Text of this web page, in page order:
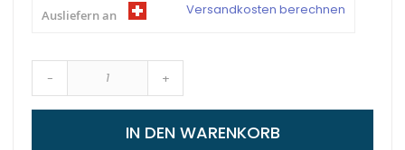
Ausliefern an Versandkosten berechnen
- +
IN DEN WARENKORB